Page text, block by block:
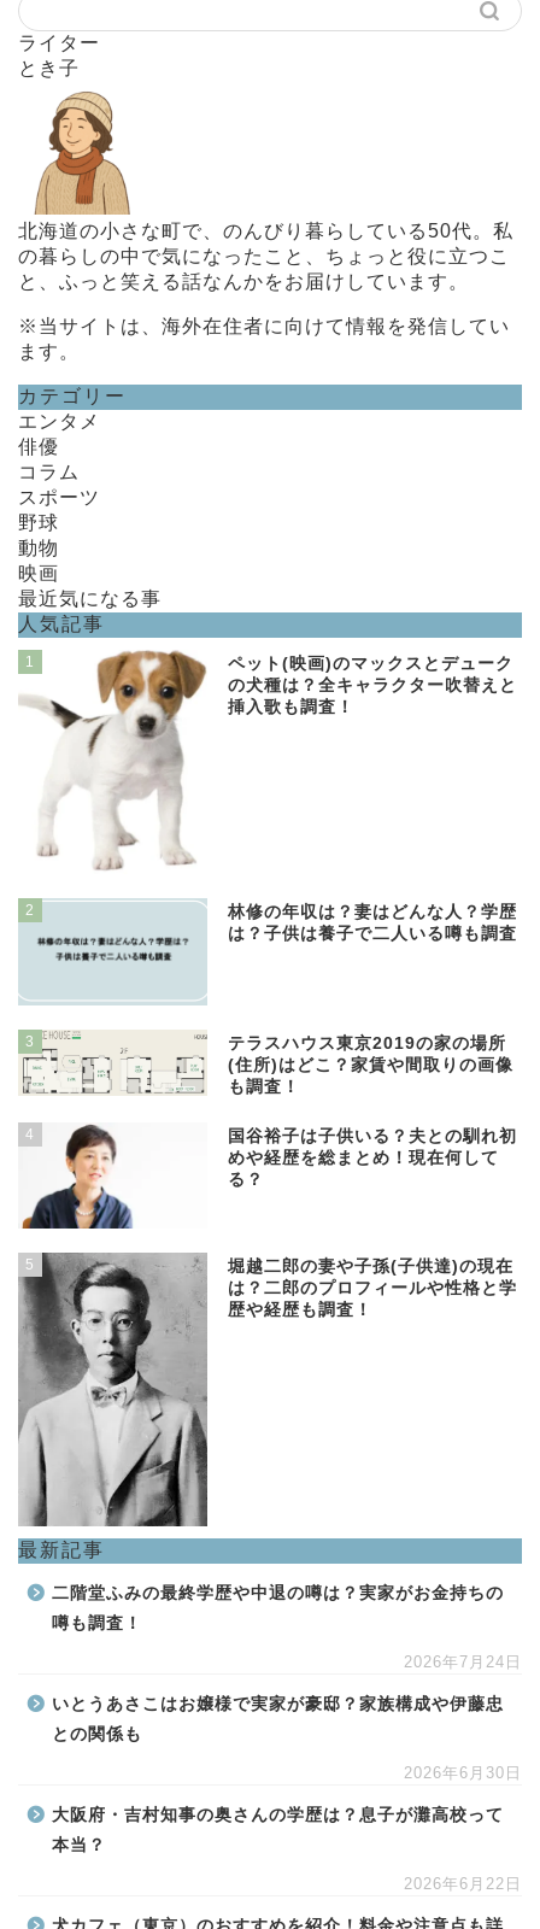
ライター
とき子
北海道の小さな町で、のんびり暮らしている50代。私
の暮らしの中で気になったこと、ちょっと役に立つこ
と、ふっと笑える話なんかをお届けしています。
※当サイトは、海外在住者に向けて情報を発信してい
ます。
カテゴリー
エンタメ
俳優
コラム
スポーツ
野球
動物
映画
最近気になる事
人気記事
1
ペット(映画)のマックスとデューク
の犬種は？全キャラクター吹替えと
挿入歌も調査！
2
林修の年収は？妻はどんな人？学歴
は？子供は養子で二人いる噂も調査
3
テラスハウス東京2019の家の場所
(住所)はどこ？家賃や間取りの画像
も調査！
4
国谷裕子は子供いる？夫との馴れ初
めや経歴を総まとめ！現在何して
る？
5
堀越二郎の妻や子孫(子供達)の現在
は？二郎のプロフィールや性格と学
歴や経歴も調査！
最新記事
二階堂ふみの最終学歴や中退の噂は？実家がお金持ちの
噂も調査！
2026年7月24日
いとうあさこはお嬢様で実家が豪邸？家族構成や伊藤忠
との関係も
2026年6月30日
大阪府・吉村知事の奥さんの学歴は？息子が灘高校って
本当？
2026年6月22日